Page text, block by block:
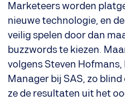
Marketeers worden
nieuwe technologie, en
veilig spelen door dan
buzzwords te kiezen.
volgens Steven
Manager bij SAS, zo
ze de resultaten uit het